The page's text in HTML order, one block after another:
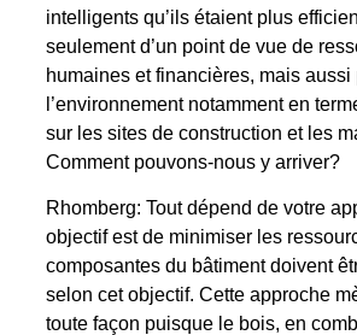
intelligents qu’ils étaient plus
seulement d’un point de vue de
humaines et financières, mais aussi
l’environnement notamment en
sur les sites de construction et les
Comment pouvons-nous y arriver?
Rhomberg: Tout dépend de votre
objectif est de minimiser les
composantes du bâtiment doivent
selon cet objectif. Cette approche
toute façon puisque le bois, en